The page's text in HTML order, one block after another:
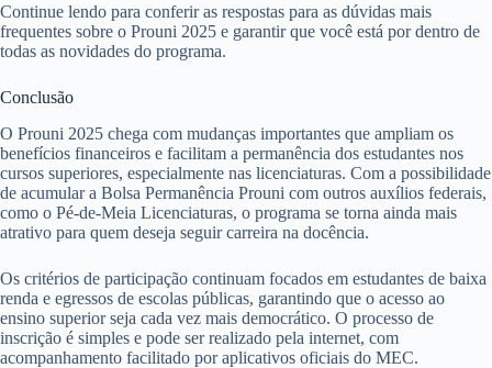
Continue lendo para conferir as respostas para as dúvidas mais
frequentes sobre o Prouni 2025 e garantir que você está por dentro de
todas as novidades do programa.
Conclusão
O Prouni 2025 chega com mudanças importantes que ampliam os
benefícios financeiros e facilitam a permanência dos estudantes nos
cursos superiores, especialmente nas licenciaturas. Com a possibilidade
de acumular a Bolsa Permanência Prouni com outros auxílios federais,
como o Pé-de-Meia Licenciaturas, o programa se torna ainda mais
atrativo para quem deseja seguir carreira na docência.
Os critérios de participação continuam focados em estudantes de baixa
renda e egressos de escolas públicas, garantindo que o acesso ao
ensino superior seja cada vez mais democrático. O processo de
inscrição é simples e pode ser realizado pela internet, com
acompanhamento facilitado por aplicativos oficiais do MEC.